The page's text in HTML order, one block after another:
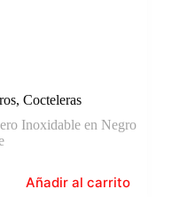
, Cocteleras
Inoxidable en Negro
Añadir al carrito